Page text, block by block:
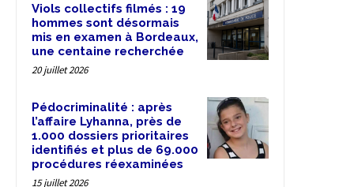
Viols collectifs filmés : 19
hommes sont désormais
mis en examen à Bordeaux,
une centaine recherchée
20 juillet 2026
Pédocriminalité : après
l’affaire Lyhanna, près de
1.000 dossiers prioritaires
identifiés et plus de 69.000
procédures réexaminées
15 juillet 2026